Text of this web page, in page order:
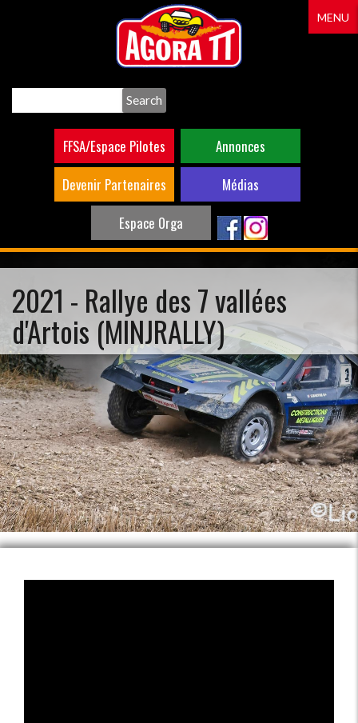
FFSA/Espace Pilotes
Annonces
Devenir Partenaires
Médias
Espace Orga
MENU
2021 - Rallye des 7 vallées
d'Artois (MINJRALLY)